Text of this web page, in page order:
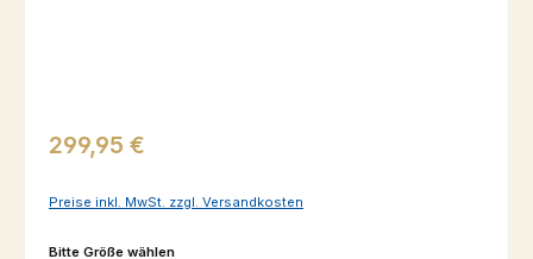
Regulärer Preis:
299,95 €
Preise inkl. MwSt. zzgl. Versandkosten
Bitte Größe wählenauswählen